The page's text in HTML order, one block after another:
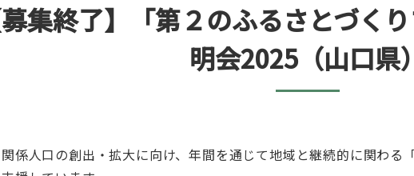
募集終了】「第２のふるさとづく
明会2025（山口県）
係人口の創出・拡大に向け、年間を通じて地域と継続的に関わる